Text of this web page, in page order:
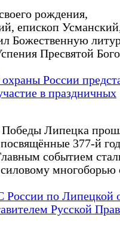
рождения,
епископ
Божественную
Пресвятой
России
в праздничных
Победы Липецка
377-й
событием
многоборью
по Липецкой
Русской